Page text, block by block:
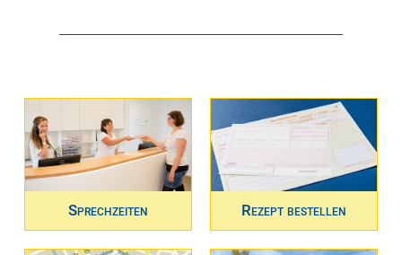
Sprechzeiten Rezept bestellen